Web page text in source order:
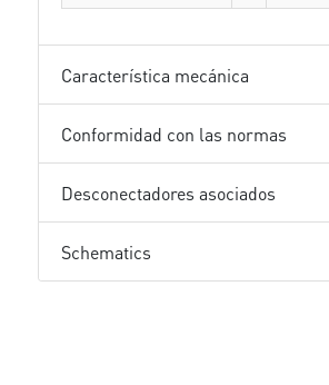
Característica mecánica
Conformidad con las normas
Desconectadores asociados
Schematics